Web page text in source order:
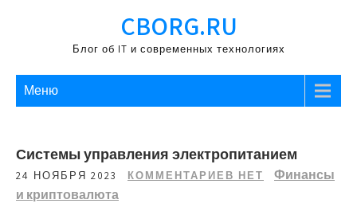
содержимому
CBORG.RU
Блог об IT и современных технологиях
Меню
Системы управления электропитанием
24 НОЯБРЯ 2023 КОММЕНТАРИЕВ НЕТ
Финансы
и криптовалюта